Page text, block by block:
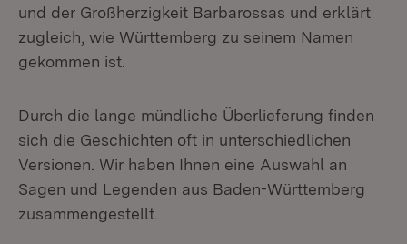
und der Großherzigkeit Barbarossas und erklärt
zugleich, wie Württemberg zu seinem Namen
gekommen ist.
Durch die lange mündliche Überlieferung finden
sich die Geschichten oft in unterschiedlichen
Versionen. Wir haben Ihnen eine Auswahl an
Sagen und Legenden aus Baden-Württemberg
zusammengestellt.